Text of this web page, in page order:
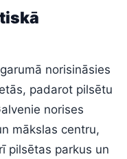
norisināsies
padarot pilsētu
norises
mākslas centru,
pilsētas parkus un